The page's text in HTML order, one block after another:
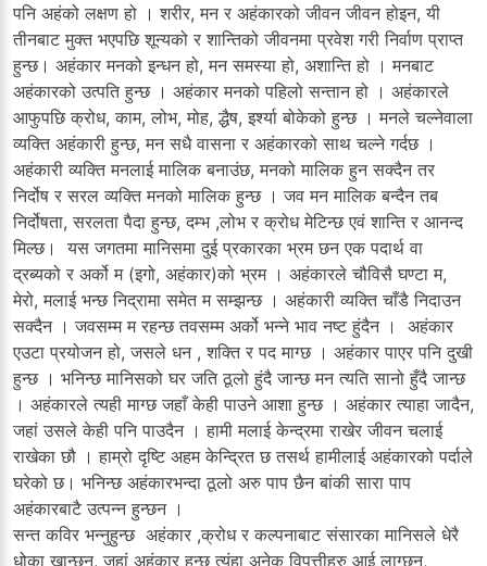
पनि अहंको लक्षण हो । शरीर, मन र अहंकारको जीवन जीवन होइन, यी
तीनबाट मुक्त भएपछि शून्यको र शान्तिको जीवनमा प्रवेश गरी निर्वाण प्राप्त
हुन्छ। अहंकार मनको इन्धन हो, मन समस्या हो, अशान्ति हो । मनबाट
अहंकारको उत्पति हुन्छ । अहंकार मनको पहिलो सन्तान हो । अहंकारले
आफुपछि क्रोध, काम, लोभ, मोह, द्धैष, इर्श्या बोकेको हुन्छ । मनले चल्नेवाला
व्यक्ति अहंकारी हुन्छ, मन सधै वासना र अहंकारको साथ चल्ने गर्दछ ।
अहंकारी व्यक्ति मनलाई मालिक बनाउंछ, मनको मालिक हुन सक्दैन तर
निर्दोष र सरल व्यक्ति मनको मालिक हुन्छ । जव मन मालिक बन्दैन तब
निर्दोषता, सरलता पैदा हुन्छ, दम्भ ,लोभ र क्रोध मेटिन्छ एवं शान्ति र आनन्द
मिल्छ। यस जगतमा मानिसमा दुई प्रकारका भ्रम छन एक पदार्थ वा
द्रब्यको र अर्को म (इगो, अहंकार)को भ्रम । अहंकारले चौविसै घण्टा म,
मेरो, मलाई भन्छ निद्रामा समेत म सम्झन्छ । अहंकारी व्यक्ति चाँडै निदाउन
सक्दैन । जवसम्म म रहन्छ तवसम्म अर्को भन्ने भाव नष्ट हुंदैन । अहंकार
एउटा प्रयोजन हो, जसले धन , शक्ति र पद माग्छ । अहंकार पाएर पनि दुखी
हुन्छ । भनिन्छ मानिसको घर जति ठूलो हुंदै जान्छ मन त्यति सानो हुँदै जान्छ
। अहंकारले त्यही माग्छ जहाँ केही पाउने आशा हुन्छ । अहंकार त्याहा जादैन,
जहां उसले केही पनि पाउदैन । हामी मलाई केन्द्रमा राखेर जीवन चलाई
राखेका छौ । हाम्रो दृष्टि अहम केन्द्रित छ तसर्थ हामीलाई अहंकारको पर्दाले
घरेको छ। भनिन्छ अहंकारभन्दा ठूलो अरु पाप छैन बांकी सारा पाप
अहंकारबाटै उत्पन्न हुन्छन ।
सन्त कविर भन्नुहुन्छ अहंकार ,क्रोध र कल्पनाबाट संसारका मानिसले धेरै
धोका खान्छन, जहां अहंकार हुन्छ त्यंहा अनेक विपत्तीहरु आई लाग्छन,